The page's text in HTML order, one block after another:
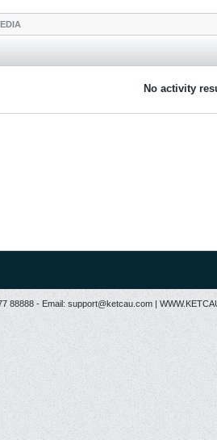
No activity
88888 - Email: support@ketcau.com |